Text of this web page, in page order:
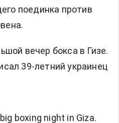
поединка против
вечер бокса в Гизе.
39-летний украинец
boxing night in Giza.